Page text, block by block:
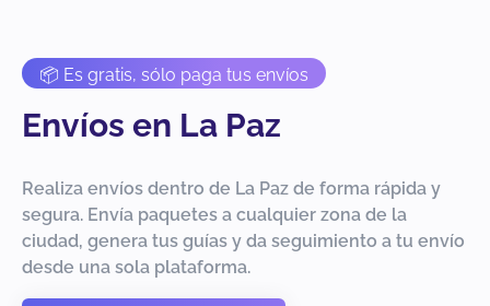
📦 Es gratis, sólo paga tus envíos
Envíos en La Paz
Realiza envíos dentro de La Paz de forma rápida y
segura. Envía paquetes a cualquier zona de la
ciudad, genera tus guías y da seguimiento a tu envío
desde una sola plataforma.